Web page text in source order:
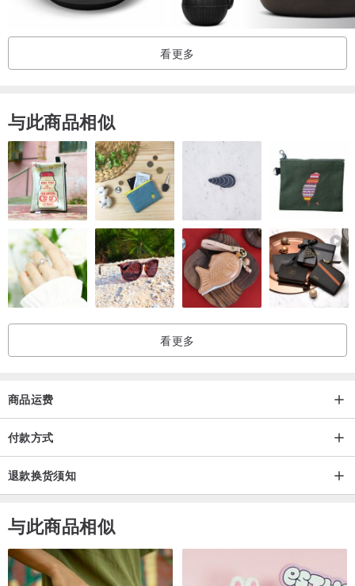
看更多
与此商品相似
看更多
商品运费
付款方式
退款换货须知
与此商品相似